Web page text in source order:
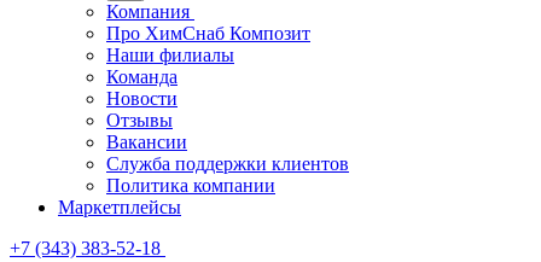
Компания
Про ХимСнаб Композит
Наши филиалы
Команда
Новости
Отзывы
Вакансии
Служба поддержки клиентов
Политика компании
Маркетплейсы
+7 (343) 383-52-18